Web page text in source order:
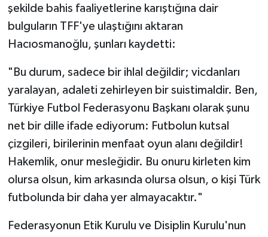
şekilde bahis faaliyetlerine karıştığına dair
bulguların TFF'ye ulaştığını aktaran
Hacıosmanoğlu, şunları kaydetti:
"Bu durum, sadece bir ihlal değildir; vicdanları
yaralayan, adaleti zehirleyen bir suistimaldir. Ben,
Türkiye Futbol Federasyonu Başkanı olarak şunu
net bir dille ifade ediyorum: Futbolun kutsal
çizgileri, birilerinin menfaat oyun alanı değildir!
Hakemlik, onur mesleğidir. Bu onuru kirleten kim
olursa olsun, kim arkasında olursa olsun, o kişi Türk
futbolunda bir daha yer almayacaktır."
Federasyonun Etik Kurulu ve Disiplin Kurulu'nun